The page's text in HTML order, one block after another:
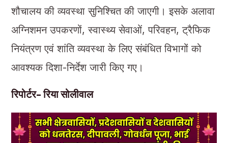
शौचालय की व्यवस्था सुनिश्चित की जाएगी। इसके अलावा
अग्निशमन उपकरणों, स्वास्थ्य सेवाओं, परिवहन, ट्रैफिक
नियंत्रण एवं शांति व्यवस्था के लिए संबंधित विभागों को
आवश्यक दिशा-निर्देश जारी किए गए।
रिपोर्टर- रिया सोलीवाल